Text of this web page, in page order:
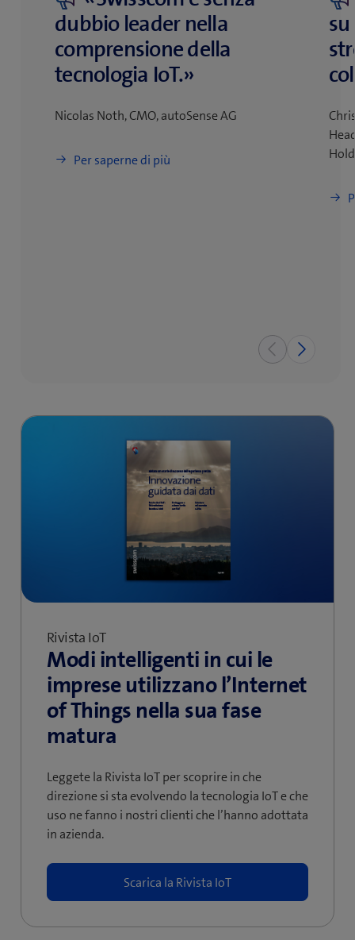
dubbio leader nella
comprensione della
tecnologia IoT.»
Nicolas Noth, CMO, autoSense AG
Per saperne di più
Rivista IoT
Modi intelligenti in cui le
imprese utilizzano l’Internet
of Things nella sua fase
matura
Leggete la Rivista IoT per scoprire in che
direzione si sta evolvendo la tecnologia IoT e che
uso ne fanno i nostri clienti che l’hanno adottata
in azienda.
Scarica la Rivista IoT